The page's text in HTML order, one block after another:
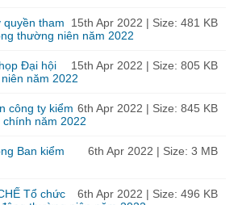
| Size: 481 KB
15th Apr 2022
quyền tham
thường niên năm 2022
| Size: 805 KB
15th Apr 2022
Đại hội
năm 2022
| Size: 845 KB
6th Apr 2022
công ty kiểm
năm 2022
| Size: 3 MB
6th Apr 2022
Ban kiểm
| Size: 496 KB
6th Apr 2022
Tổ chức